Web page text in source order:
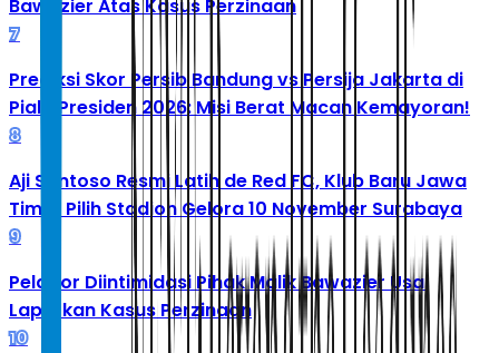
Bawazier Atas Kasus Perzinaan
7
Prediksi Skor Persib Bandung vs Persija Jakarta di
Piala Presiden 2026: Misi Berat Macan Kemayoran!
8
Aji Santoso Resmi Latih de Red FC, Klub Baru Jawa
Timur Pilih Stadion Gelora 10 November Surabaya
9
Pelapor Diintimidasi Pihak Malik Bawazier Usai
Laporkan Kasus Perzinaan
10